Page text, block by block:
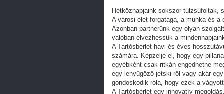
Hétköznapjaink sokszor túlzsúfoltak,
A városi élet forgataga, a munka és
Azonban partnerünk egy olyan
valóban élvezhessük a
A Tartósbérlet havi és éves
számára. Képzelje el, hogy egy
egyébként csak ritkán engedhetne
egy lenyűgöző jetski-ről vagy akár
gondoskodik róla, hogy ezek a
A Tartósbérlet egy innovatív